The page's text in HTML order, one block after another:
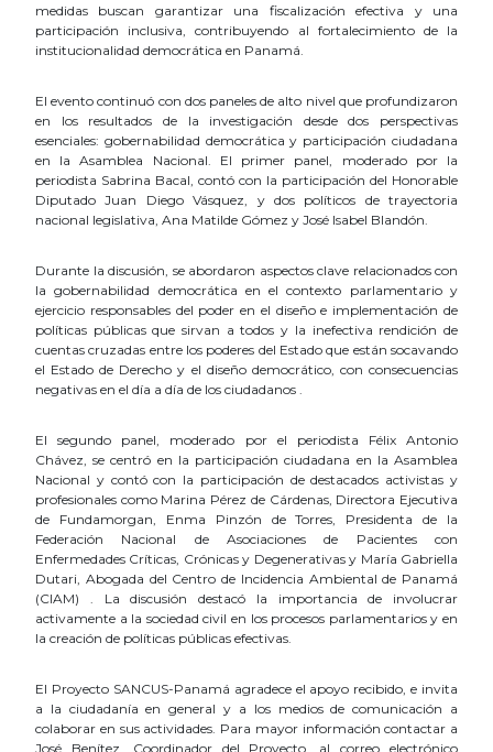
medidas buscan garantizar una fiscalización efectiva y una
participación inclusiva, contribuyendo al fortalecimiento de la
institucionalidad democrática en Panamá.
El evento continuó con dos paneles de alto nivel que profundizaron
en los resultados de la investigación desde dos perspectivas
esenciales: gobernabilidad democrática y participación ciudadana
en la Asamblea Nacional. El primer panel, moderado por la
periodista Sabrina Bacal, contó con la participación del Honorable
Diputado Juan Diego Vásquez, y dos políticos de trayectoria
nacional legislativa, Ana Matilde Gómez y José Isabel Blandón.
Durante la discusión, se abordaron aspectos clave relacionados con
la gobernabilidad democrática en el contexto parlamentario y
ejercicio responsables del poder en el diseño e implementación de
políticas públicas que sirvan a todos y la inefectiva rendición de
cuentas cruzadas entre los poderes del Estado que están socavando
el Estado de Derecho y el diseño democrático, con consecuencias
negativas en el día a día de los ciudadanos .
El segundo panel, moderado por el periodista Félix Antonio
Chávez, se centró en la participación ciudadana en la Asamblea
Nacional y contó con la participación de destacados activistas y
profesionales como Marina Pérez de Cárdenas, Directora Ejecutiva
de Fundamorgan, Enma Pinzón de Torres, Presidenta de la
Federación Nacional de Asociaciones de Pacientes con
Enfermedades Críticas, Crónicas y Degenerativas y María Gabriella
Dutari, Abogada del Centro de Incidencia Ambiental de Panamá
(CIAM) . La discusión destacó la importancia de involucrar
activamente a la sociedad civil en los procesos parlamentarios y en
la creación de políticas públicas efectivas.
El Proyecto SANCUS-Panamá agradece el apoyo recibido, e invita
a la ciudadanía en general y a los medios de comunicación a
colaborar en sus actividades. Para mayor información contactar a
José Benítez, Coordinador del Proyecto, al correo electrónico